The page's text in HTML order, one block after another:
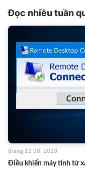
Đọc nhiều tuần
Điều khiển máy tính từ
tháng 11 30, 2023